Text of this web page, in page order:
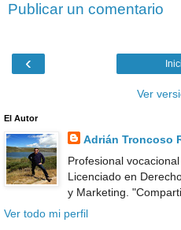
Publicar un comentario
‹
Ver
El Autor
Adrián Troncoso
Profesional
Licenciado en
y Marketing.
Ver todo mi perfil